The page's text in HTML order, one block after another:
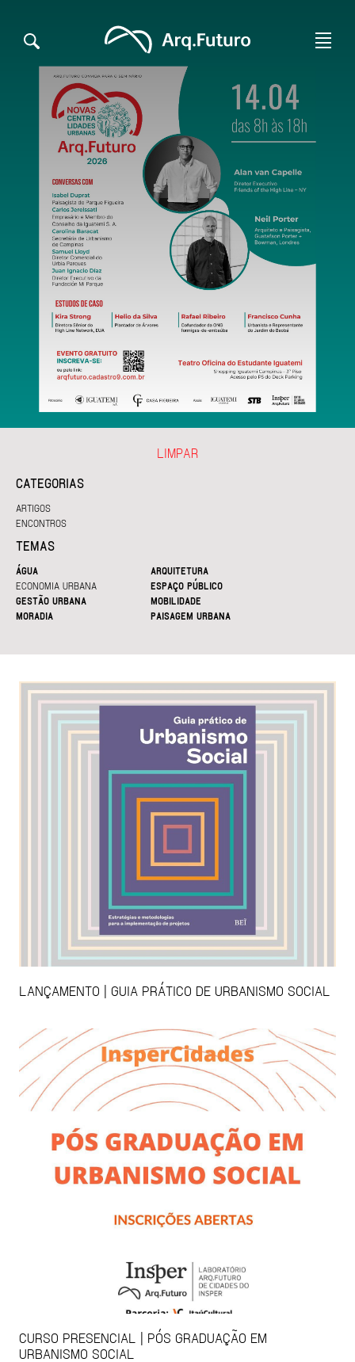
CATEGORIAS
ARTIGOS
ENCONTROS
TEMAS
ÁGUA
ARQUITETURA
ECONOMIA URBANA
ESPAÇO PÚBLICO
GESTÃO URBANA
MOBILIDADE
MORADIA
PAISAGEM URBANA
LIMPAR
LANÇAMENTO | GUIA PRÁTICO DE URBANISMO SOCIAL
CURSO PRESENCIAL | PÓS GRADUAÇÃO EM
URBANISMO SOCIAL